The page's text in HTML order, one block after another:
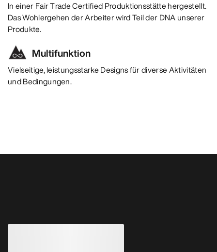
In einer Fair Trade Certified Produktionsstätte hergestellt.
Das Wohlergehen der Arbeiter wird Teil der DNA unserer
Produkte.
Multifunktion
Vielseitige, leistungsstarke Designs für diverse Aktivitäten
und Bedingungen.